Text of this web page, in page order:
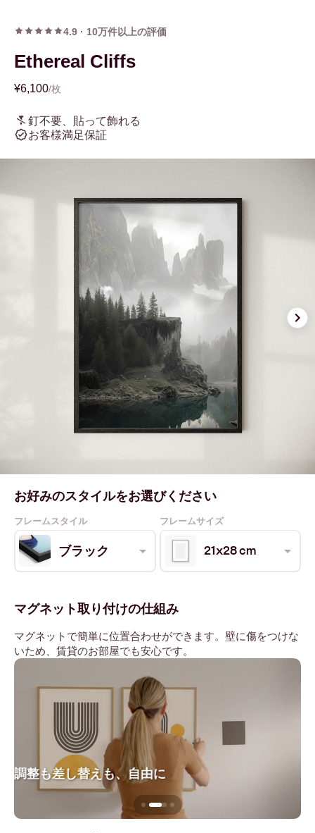
4.9 · 10万件以上の評価
Ethereal Cliffs
¥6,100/枚
釘不要、貼って飾れる
お客様満足保証
お好みのスタイルをお選びください
フレームスタイル フレームサイズ
ブラック 21x28 cm
マグネット取り付けの仕組み
マグネットで簡単に位置合わせができます。壁に傷をつけな
いため、賃貸のお部屋でも安心です。
調整も差し替えも、自由に